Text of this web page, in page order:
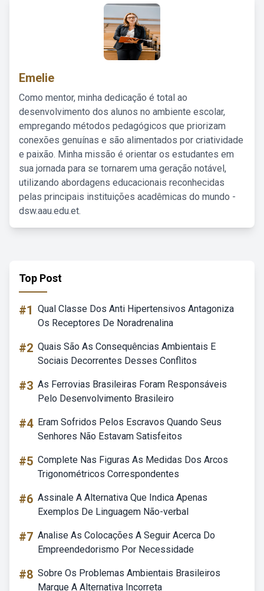
Emelie
Como mentor, minha dedicação é total ao
desenvolvimento dos alunos no ambiente escolar,
empregando métodos pedagógicos que priorizam
conexões genuínas e são alimentados por criatividade
e paixão. Minha missão é orientar os estudantes em
sua jornada para se tornarem uma geração notável,
utilizando abordagens educacionais reconhecidas
pelas principais instituições acadêmicas do mundo -
dsw.aau.edu.et.
Top Post
#1 Qual Classe Dos Anti Hipertensivos Antagoniza
Os Receptores De Noradrenalina
#2 Quais São As Consequências Ambientais E
Sociais Decorrentes Desses Conflitos
#3 As Ferrovias Brasileiras Foram Responsáveis
Pelo Desenvolvimento Brasileiro
#4 Eram Sofridos Pelos Escravos Quando Seus
Senhores Não Estavam Satisfeitos
#5 Complete Nas Figuras As Medidas Dos Arcos
Trigonométricos Correspondentes
#6 Assinale A Alternativa Que Indica Apenas
Exemplos De Linguagem Não-verbal
#7 Analise As Colocações A Seguir Acerca Do
Empreendedorismo Por Necessidade
#8 Sobre Os Problemas Ambientais Brasileiros
Marque A Alternativa Incorreta